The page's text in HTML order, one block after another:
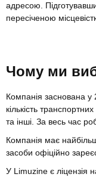
адресою.
пересіченою
Чому ми
Компанія заснована
кількість
та інші. За весь час
Компанія має
засоби офіційно
У Limuzine є ліцензія